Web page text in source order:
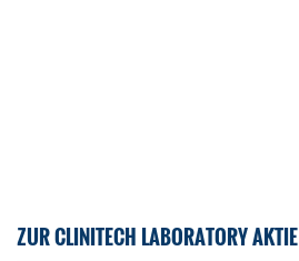
ZUR CLINITECH LABORATORY AKTIE